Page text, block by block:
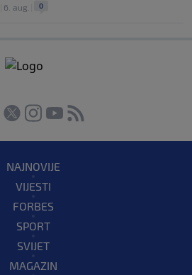
6. aug. 0
NAJNOVIJE
VIJESTI
FORBES
SPORT
SVIJET
MAGAZIN